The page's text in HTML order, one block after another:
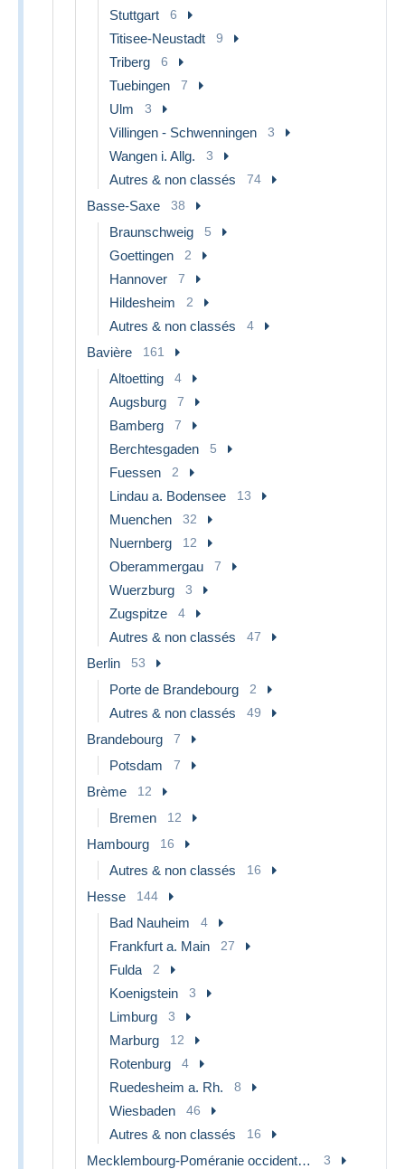
Stuttgart 6
Titisee-Neustadt 9
Triberg 6
Tuebingen 7
Ulm 3
Villingen - Schwenningen 3
Wangen i. Allg. 3
Autres & non classés 74
Basse-Saxe 38
Braunschweig 5
Goettingen 2
Hannover 7
Hildesheim 2
Autres & non classés 4
Bavière 161
Altoetting 4
Augsburg 7
Bamberg 7
Berchtesgaden 5
Fuessen 2
Lindau a. Bodensee 13
Muenchen 32
Nuernberg 12
Oberammergau 7
Wuerzburg 3
Zugspitze 4
Autres & non classés 47
Berlin 53
Porte de Brandebourg 2
Autres & non classés 49
Brandebourg 7
Potsdam 7
Brème 12
Bremen 12
Hambourg 16
Autres & non classés 16
Hesse 144
Bad Nauheim 4
Frankfurt a. Main 27
Fulda 2
Koenigstein 3
Limburg 3
Marburg 12
Rotenburg 4
Ruedesheim a. Rh. 8
Wiesbaden 46
Autres & non classés 16
Mecklembourg-Poméranie occidentale 3